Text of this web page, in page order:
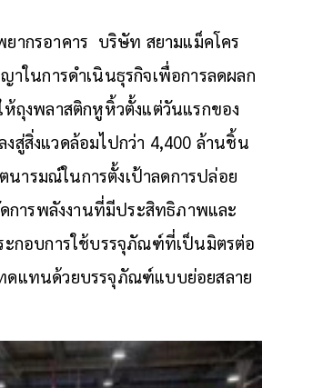
ากรอาคาร บริษัท สยามแม็คโคร
ในการดำเนินธุรกิจเพื่อการลดผลก
ห้ถุงพลาสติกหูหิ้วตั้งแต่วันแรกของ
สู่สิ่งแวดล้อมไปกว่า 4,400 ล้านชิ้น
นารมณ์ในการตั้งเป้าลดการปล่อย
การพลังงานที่มีประสิทธิภาพและ
ะกอบการใช้บรรจุภัณฑ์ที่เป็นมิตรต่อ
ดแทนด้วยบรรจุภัณฑ์แบบย่อยสลาย